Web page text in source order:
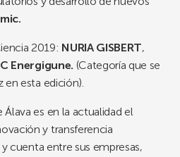
2019: NURIA GISBERT,
Energigune. (Categoría que se
en esta edición).
es en la actualidad el
y transferencia
cuenta entre sus empresas,